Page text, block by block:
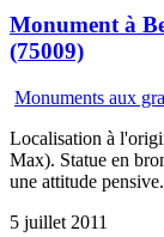
Monument à
(75009)
Monuments aux
Localisation à
Max). Statue en
une attitude
5 juillet 2011